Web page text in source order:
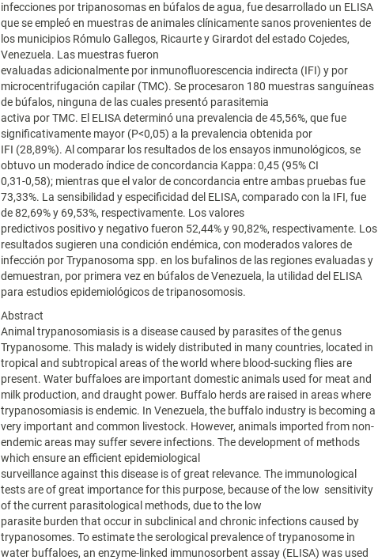
infecciones por tripanosomas en búfalos de agua, fue desarrollado un ELISA
que se empleó en muestras de animales clínicamente sanos provenientes de
los municipios Rómulo Gallegos, Ricaurte y Girardot del estado Cojedes,
Venezuela. Las muestras fueron
evaluadas adicionalmente por inmunofluorescencia indirecta (IFI) y por
microcentrifugación capilar (TMC). Se procesaron 180 muestras sanguíneas
de búfalos, ninguna de las cuales presentó parasitemia
activa por TMC. El ELISA determinó una prevalencia de 45,56%, que fue
significativamente mayor (P<0,05) a la prevalencia obtenida por
IFI (28,89%). Al comparar los resultados de los ensayos inmunológicos, se
obtuvo un moderado índice de concordancia Kappa: 0,45 (95% CI
0,31-0,58); mientras que el valor de concordancia entre ambas pruebas fue
73,33%. La sensibilidad y especificidad del ELISA, comparado con la IFI, fue
de 82,69% y 69,53%, respectivamente. Los valores
predictivos positivo y negativo fueron 52,44% y 90,82%, respectivamente. Los
resultados sugieren una condición endémica, con moderados valores de
infección por Trypanosoma spp. en los bufalinos de las regiones evaluadas y
demuestran, por primera vez en búfalos de Venezuela, la utilidad del ELISA
para estudios epidemiológicos de tripanosomosis.
Abstract
Animal trypanosomiasis is a disease caused by parasites of the genus
Trypanosome. This malady is widely distributed in many countries, located in
tropical and subtropical areas of the world where blood-sucking flies are
present. Water buffaloes are important domestic animals used for meat and
milk production, and draught power. Buffalo herds are raised in areas where
trypanosomiasis is endemic. In Venezuela, the buffalo industry is becoming a
very important and common livestock. However, animals imported from non-
endemic areas may suffer severe infections. The development of methods
which ensure an efficient epidemiological
surveillance against this disease is of great relevance. The immunological
tests are of great importance for this purpose, because of the low sensitivity
of the current parasitological methods, due to the low
parasite burden that occur in subclinical and chronic infections caused by
trypanosomes. To estimate the serological prevalence of trypanosome in
water buffaloes, an enzyme-linked immunosorbent assay (ELISA) was used